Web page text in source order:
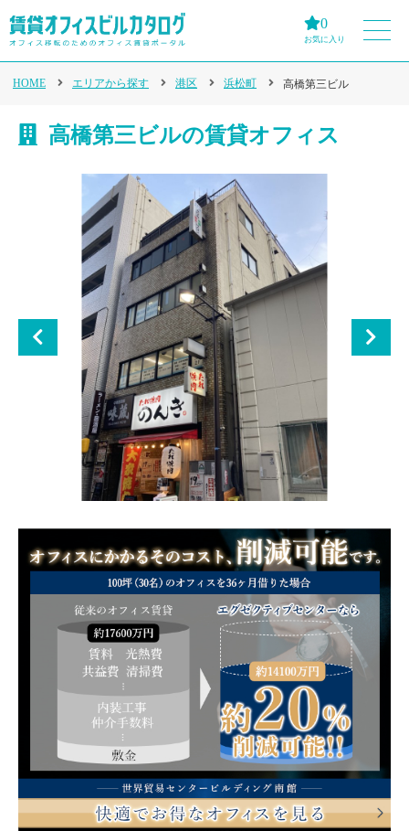
0
お気に入り
HOME エリアから探す 港区 浜松町 高橋第三ビル
高橋第三ビルの賃貸オフィス